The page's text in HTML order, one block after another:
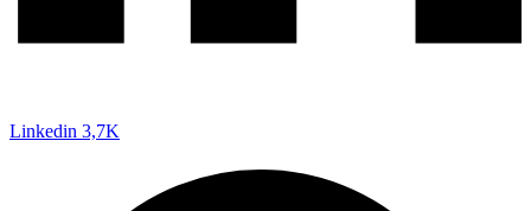
Linkedin 3,7K